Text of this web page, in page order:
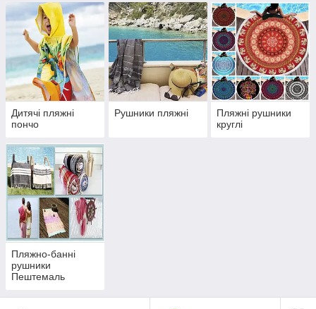
параметрів, кольоропередавання
монітора. Це не розглядається як
брак і не є причиною для повернення
або заміни.
Дитячі пляжні
пончо
Рушники пляжні
Пляжні рушники
круглі
Пляжно-банні
рушники
Пештемаль